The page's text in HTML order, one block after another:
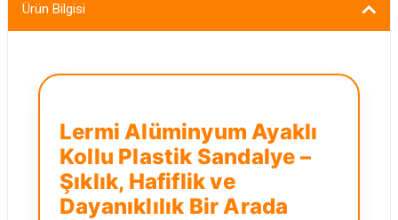
Ürün Bilgisi
Lermi Alüminyum Ayaklı
Kollu Plastik Sandalye –
Şıklık, Hafiflik ve
Dayanıklılık Bir Arada